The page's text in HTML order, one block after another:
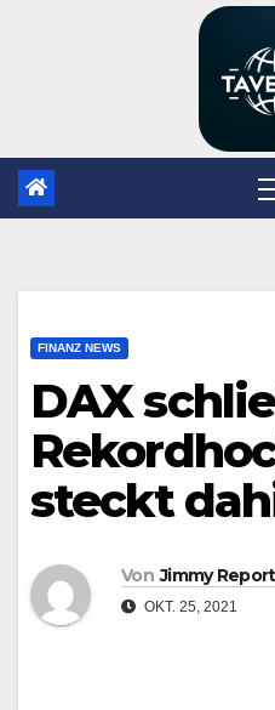
FINANZ NEWS
DAX
steckt
Von Jimmy
OKT. 25, 2021